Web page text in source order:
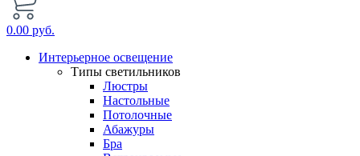
0.00 руб.
Интерьерное освещение
Типы светильников
Люстры
Настольные
Потолочные
Абажуры
Бра